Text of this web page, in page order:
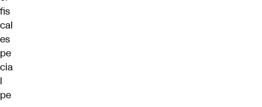
fis
cal
es
pe
cia
l
pe